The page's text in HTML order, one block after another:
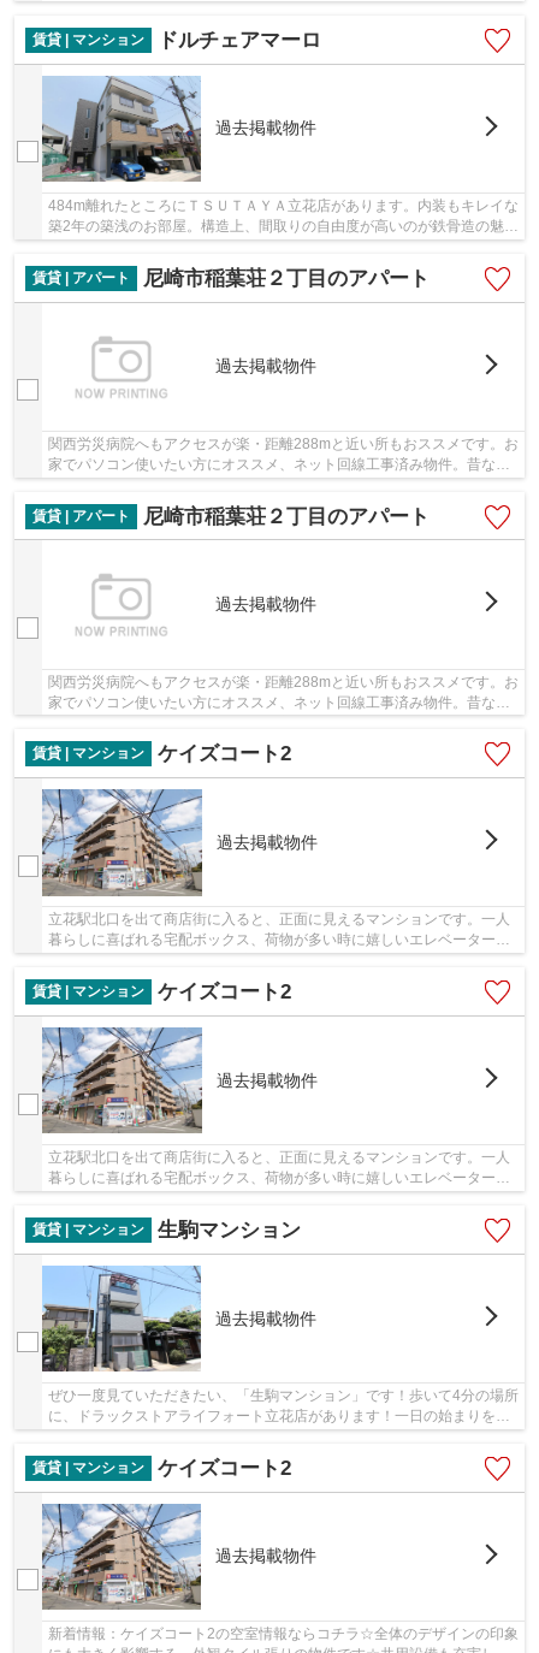
賃貸 | マンション
ドルチェアマーロ
過去掲載物件
484m離れたところにＴＳＵＴＡＹＡ立花店があります。内装もキレイな
築2年の築浅のお部屋。構造上、間取りの自由度が高いのが鉄骨造の魅
賃貸 | アパート
尼崎市稲葉荘２丁目のアパート
過去掲載物件
関西労災病院へもアクセスが楽・距離288mと近い所もおススメです。お
家でパソコン使いたい方にオススメ、ネット回線工事済み物件。昔なが
らの木造建築が最近のお勧めです。新築物件な...
賃貸 | アパート
尼崎市稲葉荘２丁目のアパート
過去掲載物件
関西労災病院へもアクセスが楽・距離288mと近い所もおススメです。お
家でパソコン使いたい方にオススメ、ネット回線工事済み物件。昔なが
賃貸 | マンション
ケイズコート2
過去掲載物件
立花駅北口を出て商店街に入ると、正面に見えるマンションです。一人
暮らしに喜ばれる宅配ボックス、荷物が多い時に嬉しいエレベーターの
賃貸 | マンション
ケイズコート2
過去掲載物件
立花駅北口を出て商店街に入ると、正面に見えるマンションです。一人
暮らしに喜ばれる宅配ボックス、荷物が多い時に嬉しいエレベーターの
賃貸 | マンション
生駒マンション
過去掲載物件
ぜひ一度見ていただきたい、「生駒マンション」です！歩いて4分の場所
に、ドラックストアライフォート立花店があります！一日の始まりを気
賃貸 | マンション
ケイズコート2
過去掲載物件
新着情報：ケイズコート2の空室情報ならコチラ☆全体のデザインの印象